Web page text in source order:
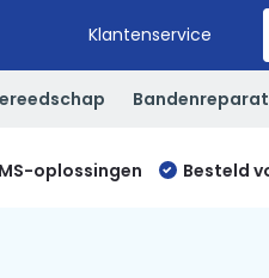
Klantenservice
oplossingen Besteld